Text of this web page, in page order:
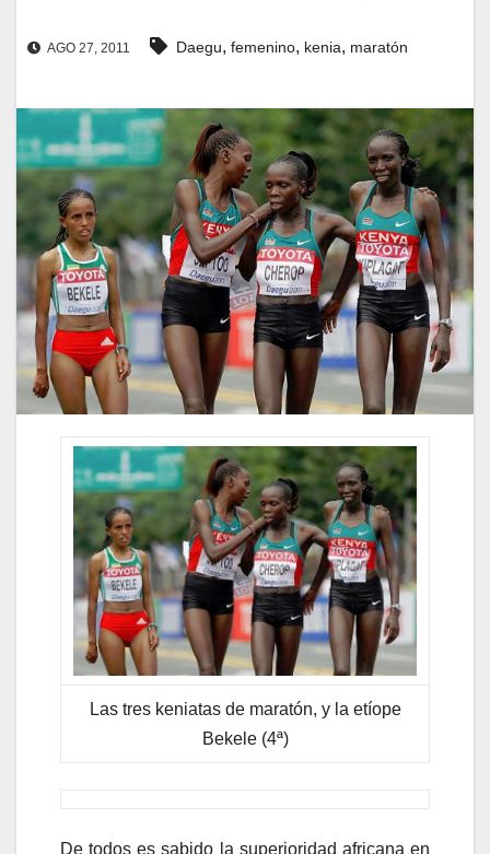
AGO 27, 2011 Daegu, femenino, kenia, maratón
Las tres keniatas de maratón, y la etíope
Bekele (4ª)
De todos es sabido la superioridad africana en